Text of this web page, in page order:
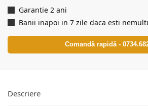
Garantie 2 ani
Banii inapoi in 7 zile daca esti
Comandă rapidă -
Descriere